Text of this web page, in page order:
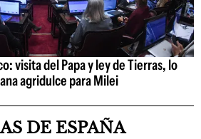
visita del Papa y ley de Tierras, lo
agridulce para Milei
DE ESPAÑA